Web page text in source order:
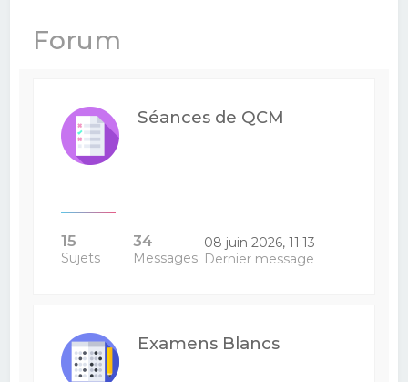
Forum
Séances de QCM
15
Sujets
34
Messages
08 juin 2026, 11:13
Dernier message
Examens Blancs